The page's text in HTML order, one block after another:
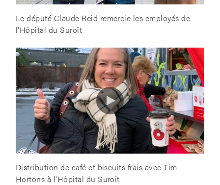
Le député Claude Reid remercie les employés de
l'Hôpital du Suroît
Distribution de café et biscuits frais avec Tim
Hortons à l'Hôpital du Suroît